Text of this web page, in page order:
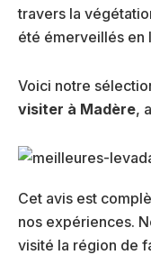
travers la
été émerveillés en
Voici notre
visiter à Madère,
Cet avis est
nos expériences.
visité la région de